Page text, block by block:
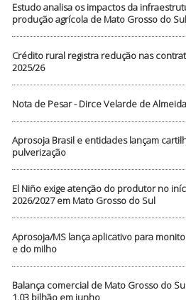
Estudo analisa os impactos da
produção agrícola de Mato Grosso do Sul
Crédito rural registra redução nas
2025/26
Nota de Pesar - Dirce Velarde de Almeida
Aprosoja Brasil e entidades lançam
pulverização
El Niño exige atenção do produtor no
2026/2027 em Mato Grosso do Sul
Aprosoja/MS lança aplicativo para
e do milho
Balança comercial de Mato Grosso do
1,03 bilhão em junho